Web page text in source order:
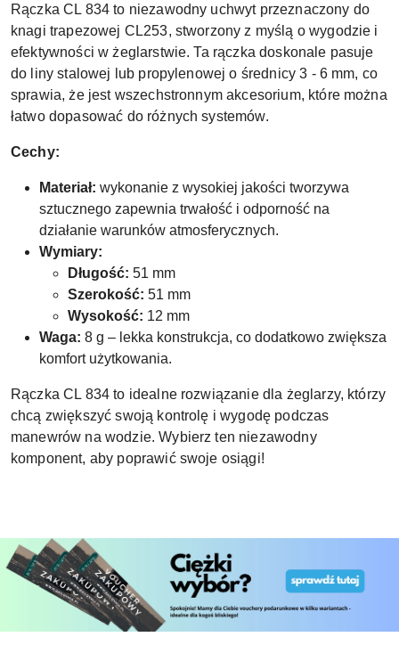
Rączka CL 834 to niezawodny uchwyt przeznaczony do
knagi trapezowej CL253, stworzony z myślą o wygodzie i
efektywności w żeglarstwie. Ta rączka doskonale pasuje
do liny stalowej lub propylenowej o średnicy 3 - 6 mm, co
sprawia, że jest wszechstronnym akcesorium, które można
łatwo dopasować do różnych systemów.
Cechy:
Materiał: wykonanie z wysokiej jakości tworzywa
sztucznego zapewnia trwałość i odporność na
działanie warunków atmosferycznych.
Wymiary:
Długość: 51 mm
Szerokość: 51 mm
Wysokość: 12 mm
Waga: 8 g – lekka konstrukcja, co dodatkowo zwiększa
komfort użytkowania.
Rączka CL 834 to idealne rozwiązanie dla żeglarzy, którzy
chcą zwiększyć swoją kontrolę i wygodę podczas
manewrów na wodzie. Wybierz ten niezawodny
komponent, aby poprawić swoje osiągi!